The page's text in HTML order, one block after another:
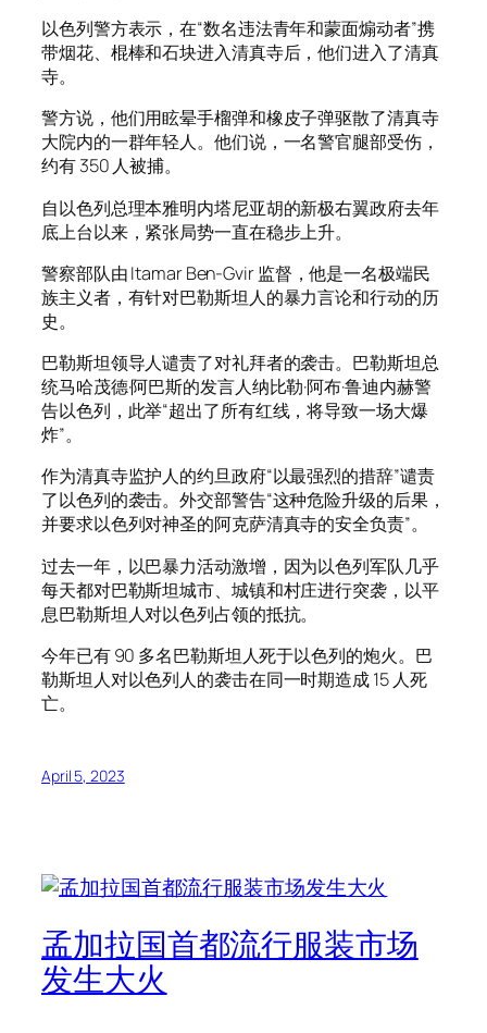
以色列警方表示，在“数名违法青年和蒙面煽动者”携
带烟花、棍棒和石块进入清真寺后，他们进入了清真
寺。
警方说，他们用眩晕手榴弹和橡皮子弹驱散了清真寺
大院内的一群年轻人。他们说，一名警官腿部受伤，
约有 350 人被捕。
自以色列总理本雅明内塔尼亚胡的新极右翼政府去年
底上台以来，紧张局势一直在稳步上升。
警察部队由 Itamar Ben-Gvir 监督，他是一名极端民
族主义者，有针对巴勒斯坦人的暴力言论和行动的历
史。
巴勒斯坦领导人谴责了对礼拜者的袭击。巴勒斯坦总
统马哈茂德·阿巴斯的发言人纳比勒·阿布·鲁迪内赫警
告以色列，此举“超出了所有红线，将导致一场大爆
炸”。
作为清真寺监护人的约旦政府“以最强烈的措辞”谴责
了以色列的袭击。外交部警告“这种危险升级的后果，
并要求以色列对神圣的阿克萨清真寺的安全负责”。
过去一年，以巴暴力活动激增，因为以色列军队几乎
每天都对巴勒斯坦城市、城镇和村庄进行突袭，以平
息巴勒斯坦人对以色列占领的抵抗。
今年已有 90 多名巴勒斯坦人死于以色列的炮火。巴
勒斯坦人对以色列人的袭击在同一时期造成 15 人死
亡。
April 5, 2023
孟加拉国首都流行服装市场
发生大火